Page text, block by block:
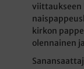
viittaukseen
kirkon
olennainen